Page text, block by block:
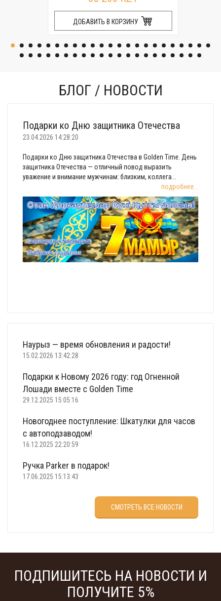
ДОБАВИТЬ В КОРЗИНУ
БЛОГ / НОВОСТИ
Подарки ко Дню защитника Отечества
23.04.2026 14:28:20
Подарки ко Дню защитника Отечества в Golden Time. День
защитника Отечества — отличный повод выразить
уважение и внимание мужчинам: близким, коллега...
подробнее...
Наурыз — время обновления и радости!
15.02.2026 13:42:28
Подарки к Новому 2026 году: год Огненной
Лошади вместе с Golden Time
29.12.2025 15:05:16
Новогоднее поступление: Шкатулки для часов
с автоподзаводом!
16.12.2025 22:20:59
Ручка Parker в подарок!
17.06.2025 15:13:43
Что подарить на 23 февраля?
СМОТРЕТЬ ВСЕ НОВОСТИ
ПОДПИШИТЕСЬ НА НОВОСТИ И
ПОЛУЧИТЕ 5%